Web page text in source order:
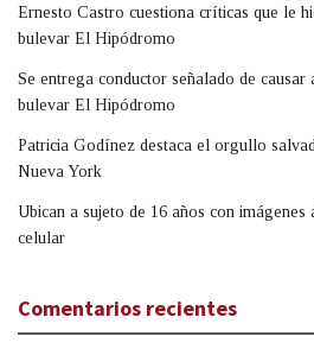
Ernesto Castro cuestiona críticas que le
bulevar El Hipódromo
Se entrega conductor señalado de causar
bulevar El Hipódromo
Patricia Godínez destaca el orgullo
Nueva York
Ubican a sujeto de 16 años con imágenes
celular
Comentarios recientes